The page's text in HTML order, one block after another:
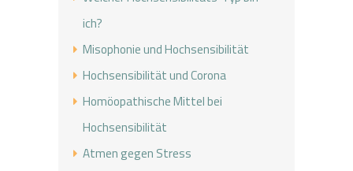
ich?
Misophonie und Hochsensibilität
Hochsensibilität und Corona
Homöopathische Mittel bei
Hochsensibilität
Atmen gegen Stress